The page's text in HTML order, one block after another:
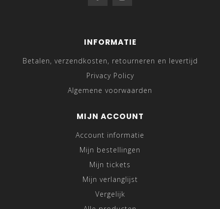
INFORMATIE
Betalen, verzendkosten, retourneren en levertijd
Privacy Policy
Algemene voorwaarden
MIJN ACCOUNT
Account informatie
Mijn bestellingen
Mijn tickets
Mijn verlanglijst
Vergelijk